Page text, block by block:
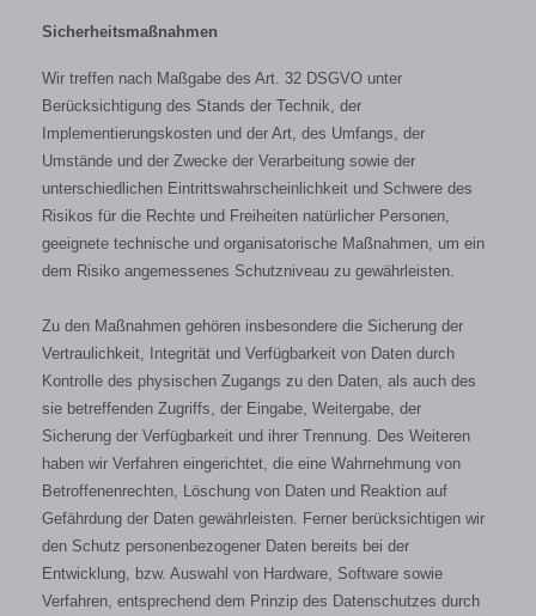
Sicherheitsmaßnahmen
Wir treffen nach Maßgabe des Art. 32 DSGVO unter
Berücksichtigung des Stands der Technik, der
Implementierungskosten und der Art, des Umfangs, der
Umstände und der Zwecke der Verarbeitung sowie der
unterschiedlichen Eintrittswahrscheinlichkeit und Schwere des
Risikos für die Rechte und Freiheiten natürlicher Personen,
geeignete technische und organisatorische Maßnahmen, um ein
dem Risiko angemessenes Schutzniveau zu gewährleisten.
Zu den Maßnahmen gehören insbesondere die Sicherung der
Vertraulichkeit, Integrität und Verfügbarkeit von Daten durch
Kontrolle des physischen Zugangs zu den Daten, als auch des
sie betreffenden Zugriffs, der Eingabe, Weitergabe, der
Sicherung der Verfügbarkeit und ihrer Trennung. Des Weiteren
haben wir Verfahren eingerichtet, die eine Wahrnehmung von
Betroffenenrechten, Löschung von Daten und Reaktion auf
Gefährdung der Daten gewährleisten. Ferner berücksichtigen wir
den Schutz personenbezogener Daten bereits bei der
Entwicklung, bzw. Auswahl von Hardware, Software sowie
Verfahren, entsprechend dem Prinzip des Datenschutzes durch